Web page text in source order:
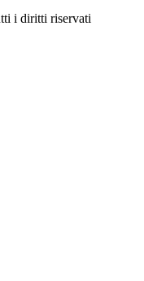
i diritti riservati